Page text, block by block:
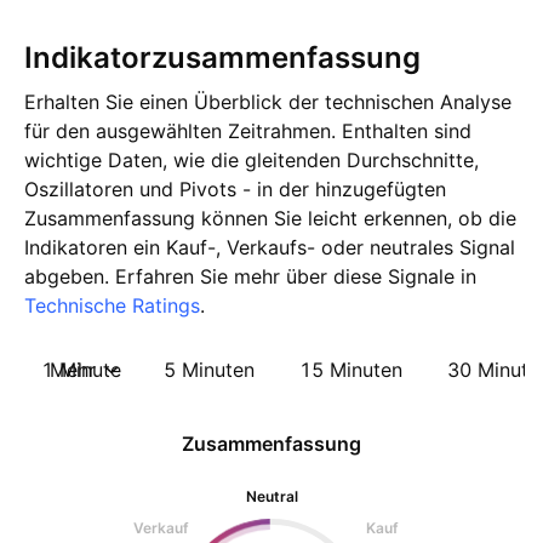
Indikatorzusammenfassung
Erhalten Sie einen Überblick der technischen Analyse
für den ausgewählten Zeitrahmen. Enthalten sind
wichtige Daten, wie die gleitenden Durchschnitte,
Oszillatoren und Pivots - in der hinzugefügten
Zusammenfassung können Sie leicht erkennen, ob die
Indikatoren ein Kauf-, Verkaufs- oder neutrales Signal
abgeben. Erfahren Sie mehr über diese Signale in
Technische Ratings.
1 Minute 5 Minuten 15 Minuten 30
Mehr
Zusammenfassung
Neutral
Verkauf
Kauf